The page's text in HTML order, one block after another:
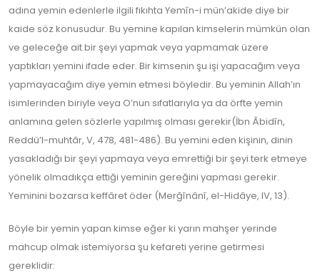
adına yemin edenlerle ilgili fıkıhta Yemîn-i mün’akide diye bir
kaide söz konusudur. Bu yemine kapılan kimselerin mümkün olan
ve geleceğe ait bir şeyi yapmak veya yapmamak üzere
yaptıkları yemini ifade eder. Bir kimsenin şu işi yapacağım veya
yapmayacağım diye yemin etmesi böyledir. Bu yeminin Allah’ın
isimlerinden biriyle veya O’nun sıfatlarıyla ya da örfte yemin
anlamına gelen sözlerle yapılmış olması gerekir(İbn Âbidîn,
Reddü’l-muhtâr, V, 478, 481-486). Bu yemini eden kişinin, dinin
yasakladığı bir şeyi yapmaya veya emrettiği bir şeyi terk etmeye
yönelik olmadıkça ettiği yeminin gereğini yapması gerekir.
Yeminini bozarsa keffâret öder (Merğînânî, el-Hidâye, IV, 13).
Böyle bir yemin yapan kimse eğer ki yarın mahşer yerinde
mahcup olmak istemiyorsa şu kefareti yerine getirmesi
gereklidir: